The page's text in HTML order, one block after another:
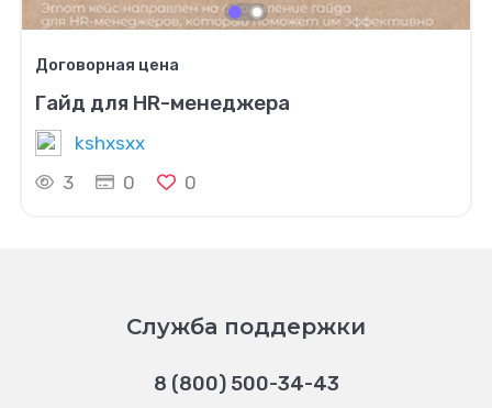
Договорная цена
Гайд для HR-менеджера
kshxsxx
3
0 0
Служба поддержки
8 (800) 500-34-43